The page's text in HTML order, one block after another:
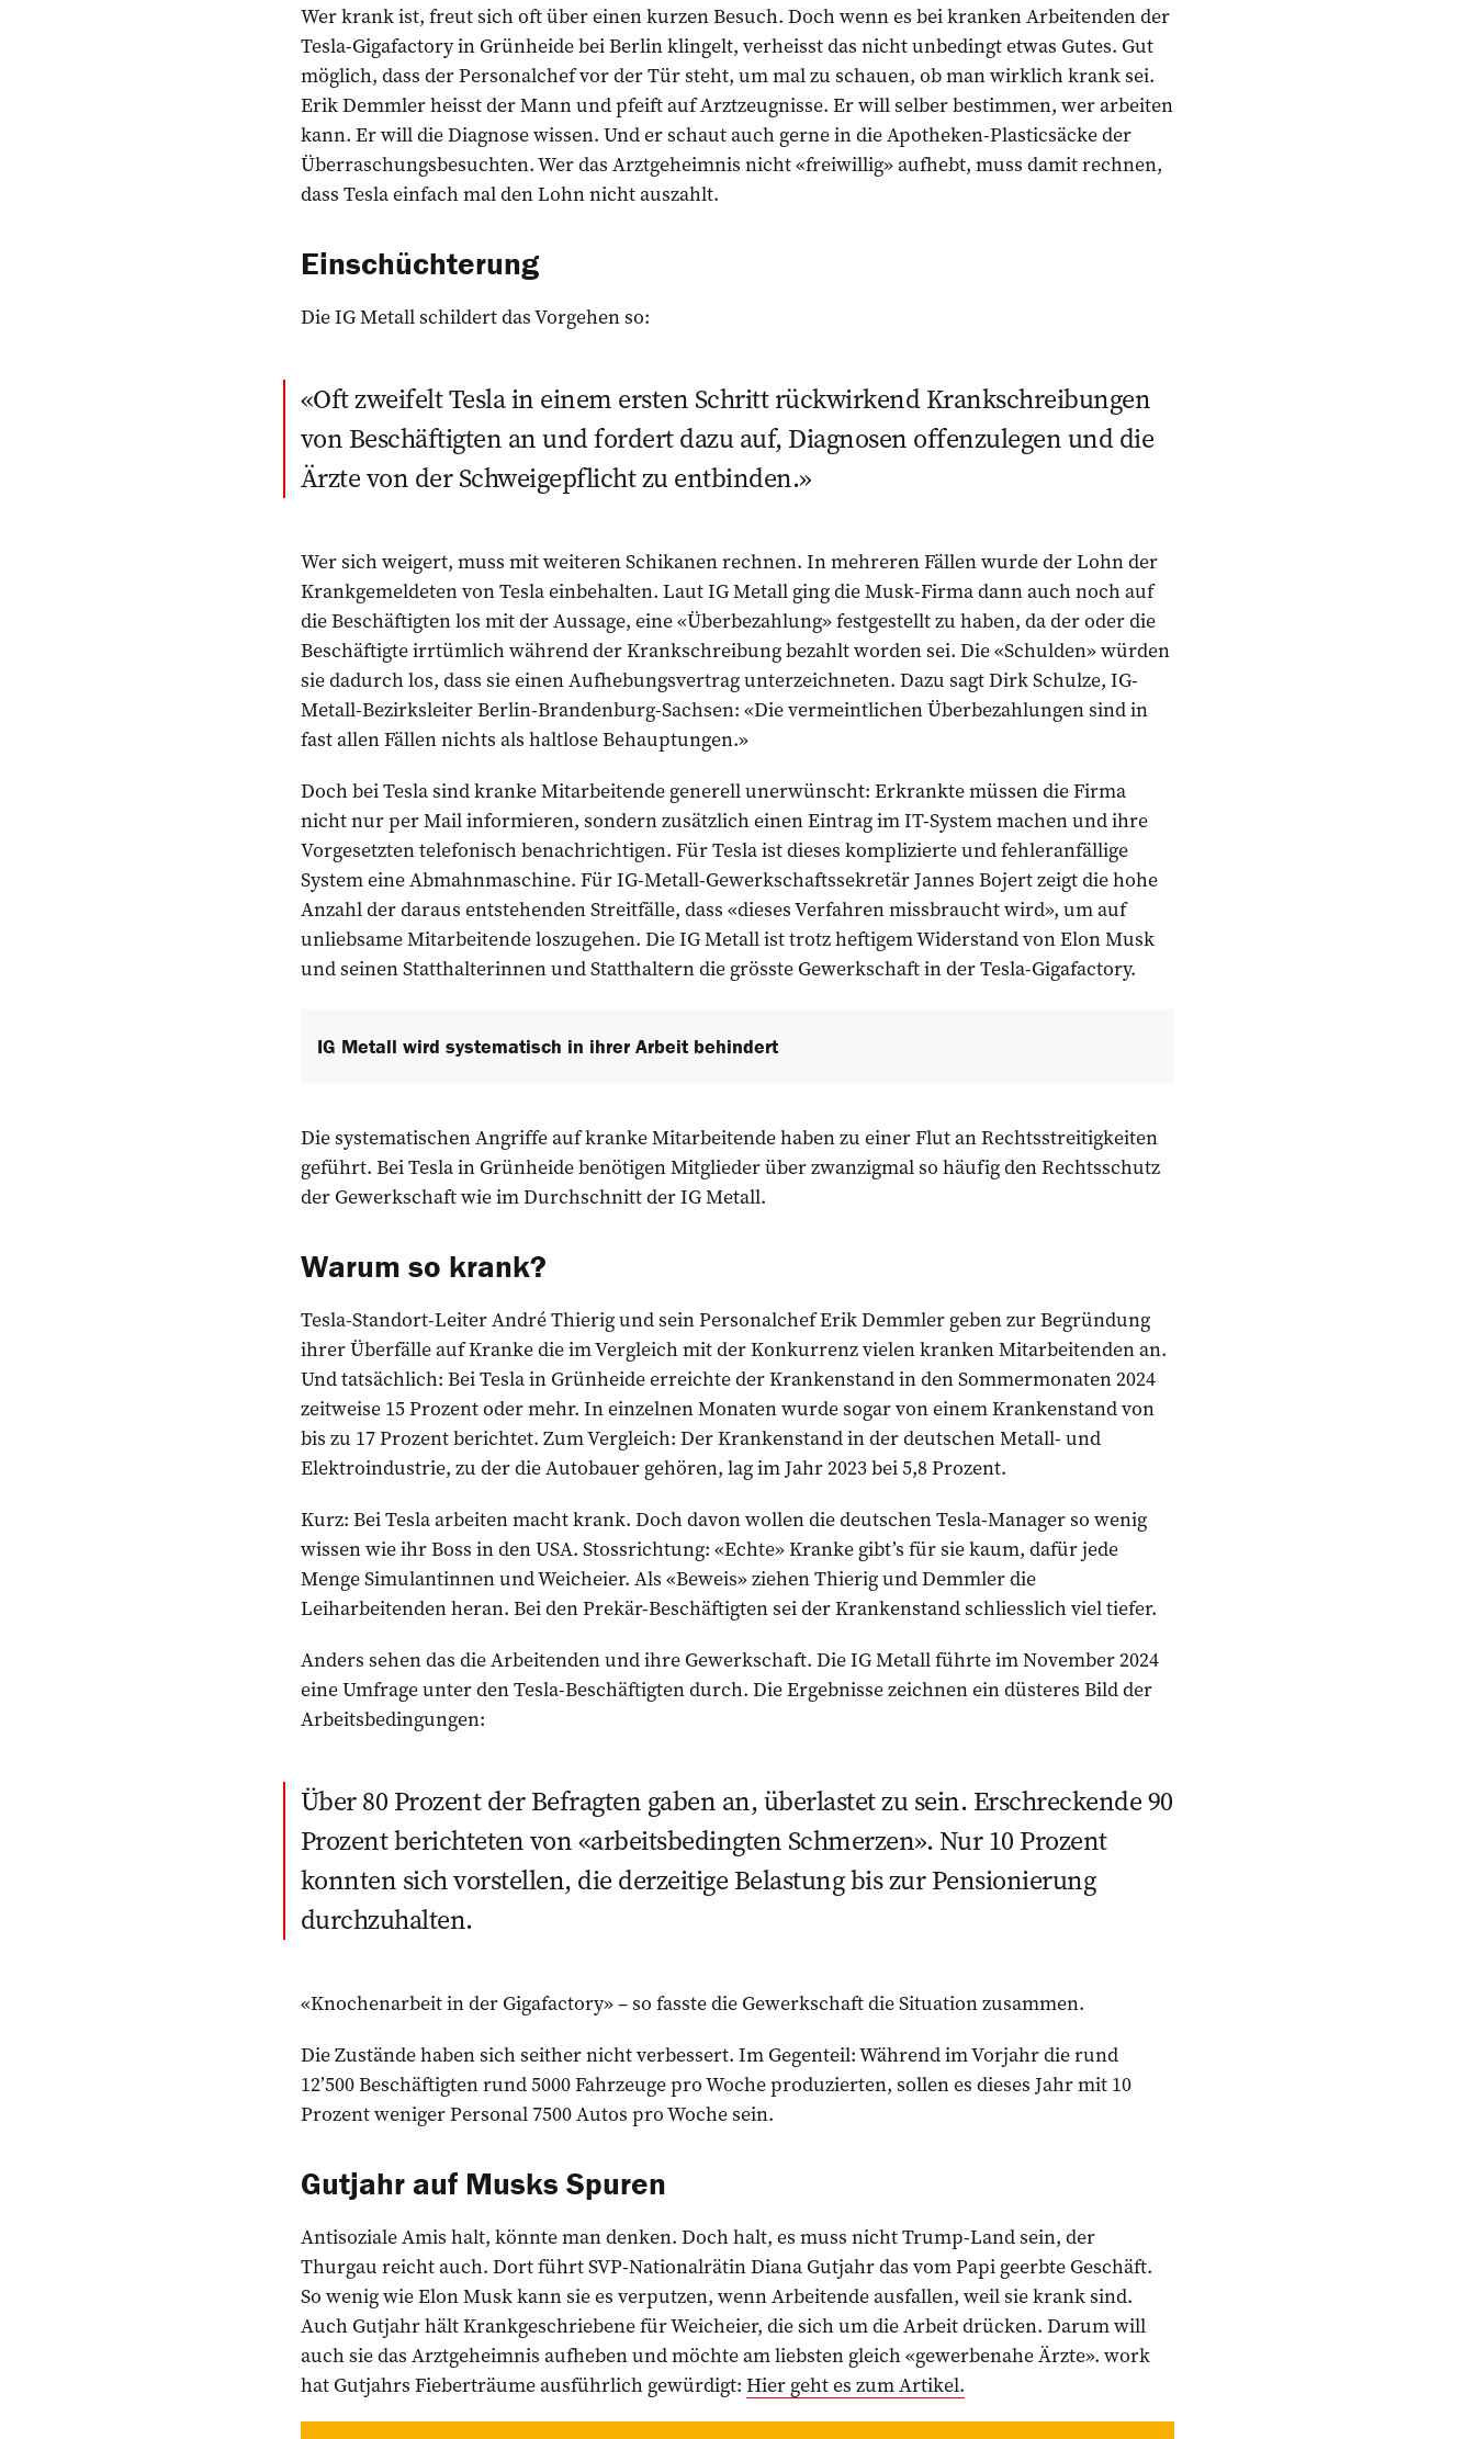
Wer krank ist, freut sich oft über einen kurzen Besuch. Doch wenn es bei kranken Arbeitenden der
Tesla-Gigafactory in Grünheide bei Berlin klingelt, verheisst das nicht unbedingt etwas Gutes. Gut
möglich, dass der Personalchef vor der Tür steht, um mal zu schauen, ob man wirklich krank sei.
Erik Demmler heisst der Mann und pfeift auf Arztzeugnisse. Er will selber bestimmen, wer arbeiten
kann. Er will die Diagnose wissen. Und er schaut auch gerne in die Apotheken-Plasticsäcke der
Überraschungsbesuchten. Wer das Arztgeheimnis nicht «freiwillig» aufhebt, muss damit rechnen,
dass Tesla einfach mal den Lohn nicht auszahlt.
Einschüchterung
Die IG Metall schildert das Vorgehen so:
Oft zweifelt Tesla in einem ersten Schritt rückwirkend Krankschreibungen
von Beschäftigten an und fordert dazu auf, Diagnosen offenzulegen und die
Ärzte von der Schweigepflicht zu entbinden.
Wer sich weigert, muss mit weiteren Schikanen rechnen. In mehreren Fällen wurde der Lohn der
Krankgemeldeten von Tesla einbehalten. Laut IG Metall ging die Musk-Firma dann auch noch auf
die Beschäftigten los mit der Aussage, eine «Überbezahlung» festgestellt zu haben, da der oder die
Beschäftigte irrtümlich während der Krankschreibung bezahlt worden sei. Die «Schulden» würden
sie dadurch los, dass sie einen Aufhebungsvertrag unterzeichneten. Dazu sagt Dirk Schulze, IG-
Metall-Bezirksleiter Berlin-Brandenburg-Sachsen: «Die vermeintlichen Überbezahlungen sind in
fast allen Fällen nichts als haltlose Behauptungen.»
Doch bei Tesla sind kranke Mitarbeitende generell unerwünscht: Erkrankte müssen die Firma
nicht nur per Mail informieren, sondern zusätzlich einen Eintrag im IT-System machen und ihre
Vorgesetzten telefonisch benachrichtigen. Für Tesla ist dieses komplizierte und fehleranfällige
System eine Abmahnmaschine. Für IG-Metall-Gewerkschaftssekretär Jannes Bojert zeigt die hohe
Anzahl der daraus entstehenden Streitfälle, dass «dieses Verfahren missbraucht wird», um auf
unliebsame Mitarbeitende loszugehen. Die IG Metall ist trotz heftigem Widerstand von Elon Musk
und seinen Statthalterinnen und Statthaltern die grösste Gewerkschaft in der Tesla-Gigafactory.
IG Metall wird systematisch in ihrer Arbeit behindert
Die systematischen Angriffe auf kranke Mitarbeitende haben zu einer Flut an Rechtsstreitigkeiten
geführt. Bei Tesla in Grünheide benötigen Mitglieder über zwanzigmal so häufig den Rechtsschutz
der Gewerkschaft wie im Durchschnitt der IG Metall.
Warum so krank?
Tesla-Standort-Leiter André Thierig und sein Personalchef Erik Demmler geben zur Begründung
ihrer Überfälle auf Kranke die im Vergleich mit der Konkurrenz vielen kranken Mitarbeitenden an.
Und tatsächlich: Bei Tesla in Grünheide erreichte der Krankenstand in den Sommermonaten 2024
zeitweise 15 Prozent oder mehr. In einzelnen Monaten wurde sogar von einem Krankenstand von
bis zu 17 Prozent berichtet. Zum Vergleich: Der Krankenstand in der deutschen Metall- und
Elektroindustrie, zu der die Autobauer gehören, lag im Jahr 2023 bei 5,8 Prozent.
Kurz: Bei Tesla arbeiten macht krank. Doch davon wollen die deutschen Tesla-Manager so wenig
wissen wie ihr Boss in den USA. Stossrichtung: «Echte» Kranke gibt’s für sie kaum, dafür jede
Menge Simulantinnen und Weicheier. Als «Beweis» ziehen Thierig und Demmler die
Leiharbeitenden heran. Bei den Prekär-Beschäftigten sei der Krankenstand schliesslich viel tiefer.
Anders sehen das die Arbeitenden und ihre Gewerkschaft. Die IG Metall führte im November 2024
eine Umfrage unter den Tesla-Beschäftigten durch. Die Ergebnisse zeichnen ein düsteres Bild der
Arbeitsbedingungen:
Über 80 Prozent der Befragten gaben an, überlastet zu sein. Erschreckende 90
Prozent berichteten von «arbeitsbedingten Schmerzen». Nur 10 Prozent
konnten sich vorstellen, die derzeitige Belastung bis zur Pensionierung
durchzuhalten.
«Knochenarbeit in der Gigafactory» – so fasste die Gewerkschaft die Situation zusammen.
Die Zustände haben sich seither nicht verbessert. Im Gegenteil: Während im Vorjahr die rund
12’500 Beschäftigten rund 5000 Fahrzeuge pro Woche produzierten, sollen es dieses Jahr mit 10
Prozent weniger Personal 7500 Autos pro Woche sein.
Gutjahr auf Musks Spuren
Antisoziale Amis halt, könnte man denken. Doch halt, es muss nicht Trump-Land sein, der
Thurgau reicht auch. Dort führt SVP-Nationalrätin Diana Gutjahr das vom Papi geerbte Geschäft.
So wenig wie Elon Musk kann sie es verputzen, wenn Arbeitende ausfallen, weil sie krank sind.
Auch Gutjahr hält Krankgeschriebene für Weicheier, die sich um die Arbeit drücken. Darum will
auch sie das Arztgeheimnis aufheben und möchte am liebsten gleich «gewerbenahe Ärzte». work
hat Gutjahrs Fieberträume ausführlich gewürdigt: Hier geht es zum Artikel.